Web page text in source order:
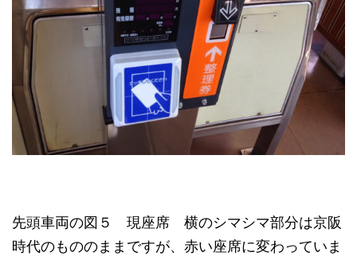
先頭車両の図５ 現座席 横のシマシマ部分は京阪
時代のもののままですが、赤い座席に変わっていま